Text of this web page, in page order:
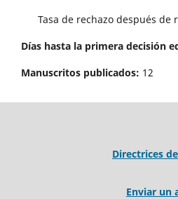
Tasa de rechazo después de
Días hasta la primera decisión
Manuscritos publicados: 12
Directrices
Enviar un